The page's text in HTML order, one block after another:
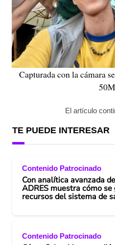
Capturada con la cámara
El artículo
TE PUEDE INTERESAR
Contenido Patrocinado
Con analítica avanzada
ADRES muestra cómo
recursos del sistema de
Contenido Patrocinado